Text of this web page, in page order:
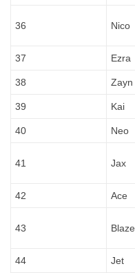
36 Nico
37 Ezra
38 Zayn
39 Kai
40 Neo
41 Jax
42 Ace
43 Blaze
44 Jet